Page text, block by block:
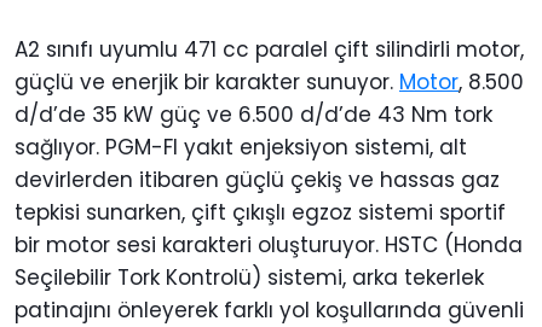
A2 sınıfı uyumlu 471 cc paralel çift silindirli motor,
güçlü ve enerjik bir karakter sunuyor. Motor, 8.500
d/d’de 35 kW güç ve 6.500 d/d’de 43 Nm tork
sağlıyor. PGM-FI yakıt enjeksiyon sistemi, alt
devirlerden itibaren güçlü çekiş ve hassas gaz
tepkisi sunarken, çift çıkışlı egzoz sistemi sportif
bir motor sesi karakteri oluşturuyor. HSTC (Honda
Seçilebilir Tork Kontrolü) sistemi, arka tekerlek
patinajını önleyerek farklı yol koşullarında güvenli